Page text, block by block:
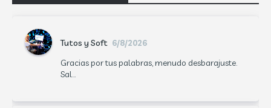
Tutos y Soft 6/8/2026
Gracias por tus palabras, menudo desbarajuste.
Sal...